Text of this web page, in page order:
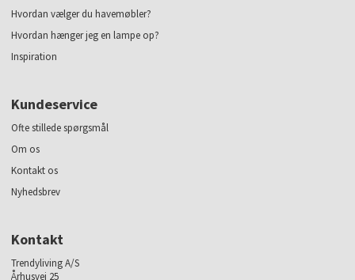
Hvordan vælger du havemøbler?
Hvordan hænger jeg en lampe op?
Inspiration
Kundeservice
Ofte stillede spørgsmål
Om os
Kontakt os
Nyhedsbrev
Kontakt
Trendyliving A/S
Århusvej 25